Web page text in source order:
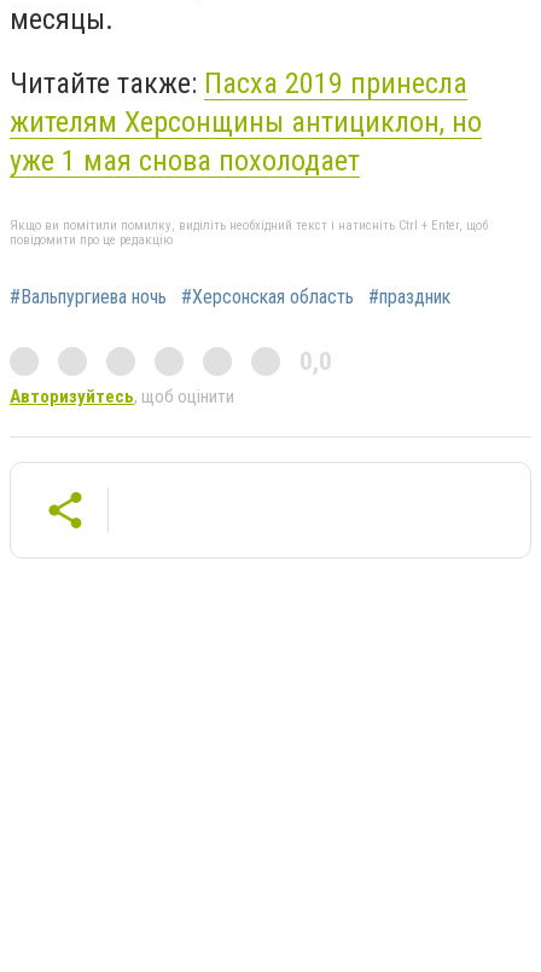
месяцы.
Читайте также: Пасха 2019 принесла
жителям Херсонщины антициклон, но
уже 1 мая снова похолодает
Якщо ви помітили помилку, виділіть необхідний текст і натисніть Ctrl + Enter, щоб
повідомити про це редакцію
#Вальпургиева ночь #Херсонская область #праздник
0,0
Авторизуйтесь, щоб оцінити